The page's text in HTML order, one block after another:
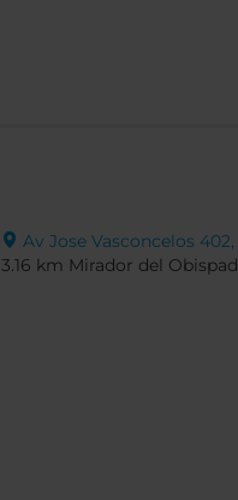
Av Jose Vasconcelos
3.16 km Mirador del